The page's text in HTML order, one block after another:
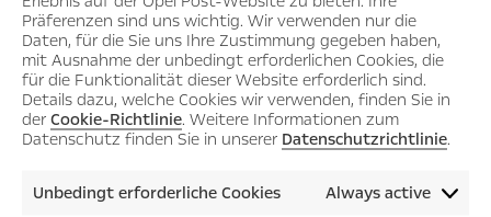
Präferenzen sind uns wichtig. Wir verwenden nur die
Daten, für die Sie uns Ihre Zustimmung gegeben haben,
mit Ausnahme der unbedingt erforderlichen Cookies, die
für die Funktionalität dieser Website erforderlich sind.
Details dazu, welche Cookies wir verwenden, finden Sie in
der Cookie-Richtlinie. Weitere Informationen zum
Datenschutz finden Sie in unserer Datenschutzrichtlinie.
Unbedingt erforderliche Cookies Always active
autó a könnyű haszongépjárművek szegmensébe – már
most vannak róla előzetes információk: a teljesen megújult
új Vivaro-generáció még takarékosabb, ugyanakkor
nagyobb teljesítményű motorokat ígér. Ehhez jönnek még
a csúcsmodern technológiák és felszereltségi jellemzők,
amelyek a személyautók jellegzetes tulajdonságait és
gyakran használók számára. Kívülről modernebb és